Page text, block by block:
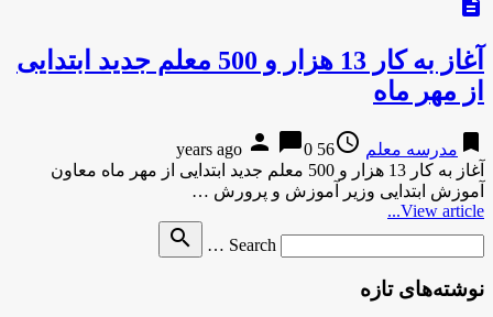
description
آغاز به کار 13 هزار و 500 معلم جدید ابتدایی
از مهر ماه
bookmark مدرسه معلم access_time
56 years ago
person chat_bubble0
آغاز به کار 13 هزار و 500 معلم جدید ابتدایی از مهر ماه معاون
آموزش ابتدایی وزیر آموزش و پرورش …
View article...
Search …
search
نوشته‌های تازه